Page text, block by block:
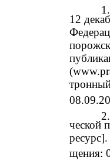
1.
12
2.
ческой
щения: